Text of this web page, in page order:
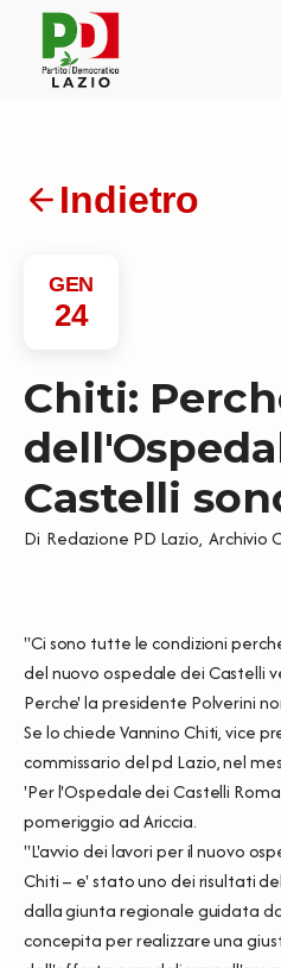
Indietro
GEN
24
Chiti:
Castelli
Di Redazione PD Lazio, Archivio
"Ci sono tutte le condizioni
del nuovo ospedale dei Castelli
Perche' la presidente Polverini
Se lo chiede Vannino Chiti, vice
commissario del pd Lazio, nel
'Per l'Ospedale dei Castelli
pomeriggio ad Ariccia.
''L'avvio dei lavori per il nuovo
Chiti – e' stato uno dei risultati
dalla giunta regionale guidata
concepita per realizzare una